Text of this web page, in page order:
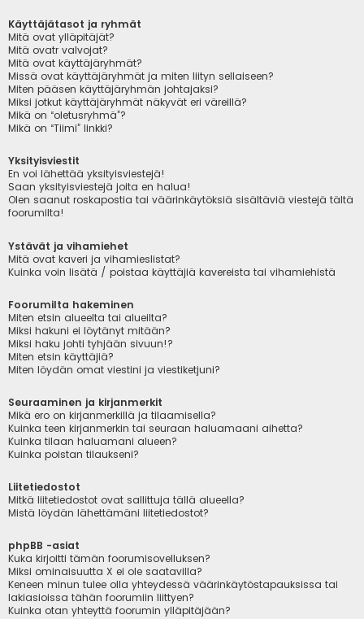
Käyttäjätasot ja ryhmät
Mitä ovat ylläpitäjät?
Mitä ovatr valvojat?
Mitä ovat käyttäjäryhmät?
Missä ovat käyttäjäryhmät ja miten liityn sellaiseen?
Miten pääsen käyttäjäryhmän johtajaksi?
Miksi jotkut käyttäjäryhmät näkyvät eri väreillä?
Mikä on “oletusryhmä”?
Mikä on “Tiimi” linkki?
Yksityisviestit
En voi lähettää yksityisviestejä!
Saan yksityisviestejä joita en halua!
Olen saanut roskapostia tai väärinkäytöksiä sisältäviä viestejä tältä
foorumilta!
Ystävät ja vihamiehet
Mitä ovat kaveri ja vihamieslistat?
Kuinka voin lisätä / poistaa käyttäjiä kavereista tai vihamiehistä
Foorumilta hakeminen
Miten etsin alueelta tai alueilta?
Miksi hakuni ei löytänyt mitään?
Miksi haku johti tyhjään sivuun!?
Miten etsin käyttäjiä?
Miten löydän omat viestini ja viestiketjuni?
Seuraaminen ja kirjanmerkit
Mikä ero on kirjanmerkillä ja tilaamisella?
Kuinka teen kirjanmerkin tai seuraan haluamaani aihetta?
Kuinka tilaan haluamani alueen?
Kuinka poistan tilaukseni?
Liitetiedostot
Mitkä liitetiedostot ovat sallittuja tällä alueella?
Mistä löydän lähettämäni liitetiedostot?
phpBB -asiat
Kuka kirjoitti tämän foorumisovelluksen?
Miksi ominaisuutta X ei ole saatavilla?
Keneen minun tulee olla yhteydessä väärinkäytöstapauksissa tai
lakiasioissa tähän foorumiin liittyen?
Kuinka otan yhteyttä foorumin ylläpitäjään?